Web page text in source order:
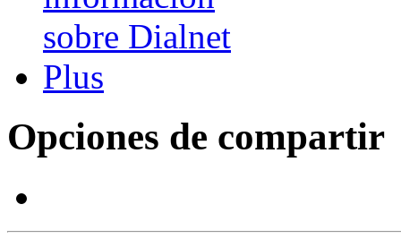
Opciones de compartir